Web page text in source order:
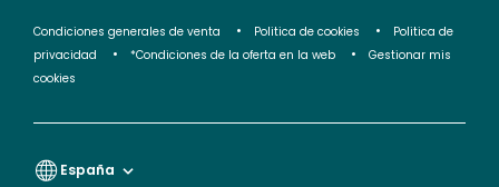
Condiciones generales de venta Politica de cookies
Politica de
privacidad
*Condiciones de la oferta en la web
Gestionar mis
cookies
España